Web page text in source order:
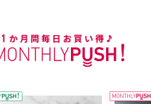
WEEKLY PUSH